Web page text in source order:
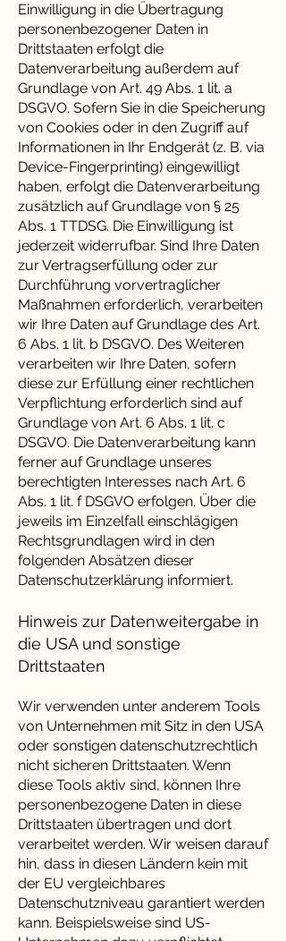
Einwilligung in die Übertragung
personenbezogener Daten in
Drittstaaten erfolgt die
Datenverarbeitung außerdem auf
Grundlage von Art. 49 Abs. 1 lit. a
DSGVO. Sofern Sie in die Speicherung
von Cookies oder in den Zugriff auf
Informationen in Ihr Endgerät (z. B. via
Device-Fingerprinting) eingewilligt
haben, erfolgt die Datenverarbeitung
zusätzlich auf Grundlage von § 25
Abs. 1 TTDSG. Die Einwilligung ist
jederzeit widerrufbar. Sind Ihre Daten
zur Vertragserfüllung oder zur
Durchführung vorvertraglicher
Maßnahmen erforderlich, verarbeiten
wir Ihre Daten auf Grundlage des Art.
6 Abs. 1 lit. b DSGVO. Des Weiteren
verarbeiten wir Ihre Daten, sofern
diese zur Erfüllung einer rechtlichen
Verpflichtung erforderlich sind auf
Grundlage von Art. 6 Abs. 1 lit. c
DSGVO. Die Datenverarbeitung kann
ferner auf Grundlage unseres
berechtigten Interesses nach Art. 6
Abs. 1 lit. f DSGVO erfolgen. Über die
jeweils im Einzelfall einschlägigen
Rechtsgrundlagen wird in den
folgenden Absätzen dieser
Datenschutzerklärung informiert.
Hinweis zur Datenweitergabe in
die USA und sonstige
Drittstaaten
Wir verwenden unter anderem Tools
von Unternehmen mit Sitz in den USA
oder sonstigen datenschutzrechtlich
nicht sicheren Drittstaaten. Wenn
diese Tools aktiv sind, können Ihre
personenbezogene Daten in diese
Drittstaaten übertragen und dort
verarbeitet werden. Wir weisen darauf
hin, dass in diesen Ländern kein mit
der EU vergleichbares
Datenschutzniveau garantiert werden
kann. Beispielsweise sind US-